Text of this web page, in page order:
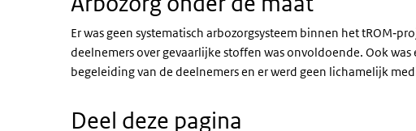
Er was geen systematisch arbozorgsysteem binnen het
deelnemers over gevaarlijke stoffen was onvoldoende. Ook
begeleiding van de deelnemers en er werd geen lichamelijk
Deel deze pagina